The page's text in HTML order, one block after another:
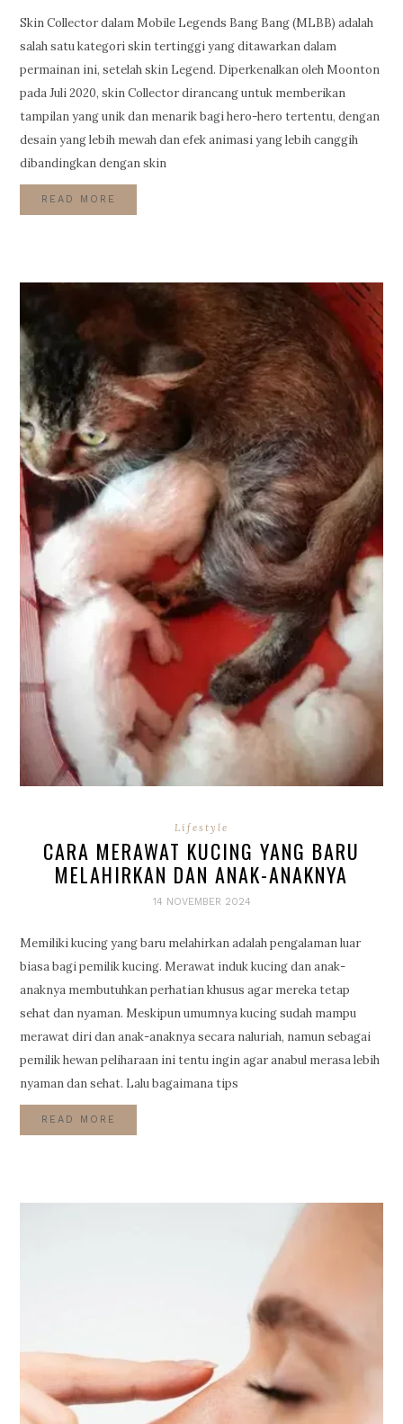
Skin Collector dalam Mobile Legends Bang Bang (MLBB) adalah
salah satu kategori skin tertinggi yang ditawarkan dalam
permainan ini, setelah skin Legend. Diperkenalkan oleh Moonton
pada Juli 2020, skin Collector dirancang untuk memberikan
tampilan yang unik dan menarik bagi hero-hero tertentu, dengan
desain yang lebih mewah dan efek animasi yang lebih canggih
dibandingkan dengan skin
READ MORE
Lifestyle
CARA MERAWAT KUCING YANG BARU
MELAHIRKAN DAN ANAK-ANAKNYA
14 NOVEMBER 2024
Memiliki kucing yang baru melahirkan adalah pengalaman luar
biasa bagi pemilik kucing. Merawat induk kucing dan anak-
anaknya membutuhkan perhatian khusus agar mereka tetap
sehat dan nyaman. Meskipun umumnya kucing sudah mampu
merawat diri dan anak-anaknya secara naluriah, namun sebagai
pemilik hewan peliharaan ini tentu ingin agar anabul merasa lebih
nyaman dan sehat. Lalu bagaimana tips
READ MORE